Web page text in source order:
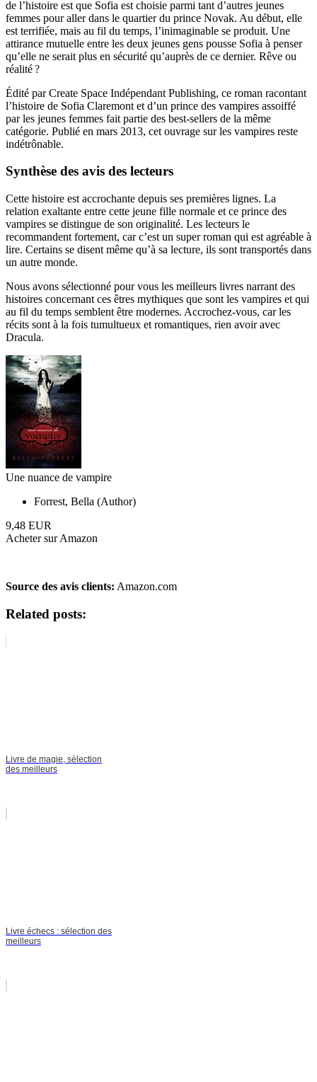
de l’histoire est que Sofia est choisie parmi tant d’autres jeunes
femmes pour aller dans le quartier du prince Novak. Au début, elle
est terrifiée, mais au fil du temps, l’inimaginable se produit. Une
attirance mutuelle entre les deux jeunes gens pousse Sofia à penser
qu’elle ne serait plus en sécurité qu’auprès de ce dernier. Rêve ou
réalité ?
Édité par Create Space Indépendant Publishing, ce roman racontant
l’histoire de Sofia Claremont et d’un prince des vampires assoiffé
par les jeunes femmes fait partie des best-sellers de la même
catégorie. Publié en mars 2013, cet ouvrage sur les vampires reste
indétrônable.
Synthèse des avis des lecteurs
Cette histoire est accrochante depuis ses premières lignes. La
relation exaltante entre cette jeune fille normale et ce prince des
vampires se distingue de son originalité. Les lecteurs le
recommandent fortement, car c’est un super roman qui est agréable à
lire. Certains se disent même qu’à sa lecture, ils sont transportés dans
un autre monde.
Nous avons sélectionné pour vous les meilleurs livres narrant des
histoires concernant ces êtres mythiques que sont les vampires et qui
au fil du temps semblent être modernes. Accrochez-vous, car les
récits sont à la fois tumultueux et romantiques, rien avoir avec
Dracula.
Une nuance de vampire
Forrest, Bella (Author)
9,48 EUR
Acheter sur Amazon
Source des avis clients: Amazon.com
Related posts:
Livre de magie, sélection
des meilleurs
Livre échecs : sélection des
meilleurs